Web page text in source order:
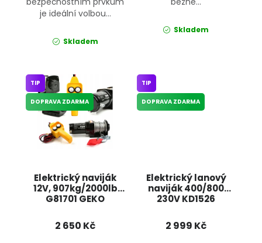
je ideální volbou...
Skladem
Skladem
Elektrický naviják
12V, 907kg/2000lb
G81701 GEKO
TIP
DOPRAVA ZDARMA
2 650 Kč
Elektrický lanový
naviják 400/800
230V KD1526
TIP
DOPRAVA ZDARMA
2 999 Kč